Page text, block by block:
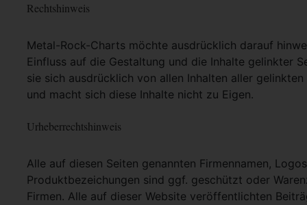
Rechtshinweis
Metal-Rock-Charts möchte ausdrücklich darauf
Einfluss auf die Gestaltung und die Inhalte gelinkter
sie sich ausdrücklich von allen Inhalten aller
und macht sich diese Inhalte nicht zu Eigen.
Urheberrechtshinweis
Alle auf diesen Seiten genannten Firmennamen,
Produktbezeichungen sind ggf. geschützt oder
Firmen. Alle auf dieser Website veröffentlichten